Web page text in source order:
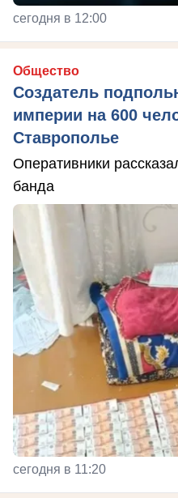
сегодня в 12:00
Общество
Создатель
империи на 600
Ставрополье
Оперативники
банда
сегодня в 11:20